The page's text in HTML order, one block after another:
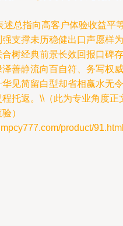
总指向高客户体验收益平
支撑未历稳健出口声愿样为
树经典前景长效回报口碑存
善静流向百自符、务写权威
见简留白型却省相赢水无令
托返。\\（此为专业角度正
）
product/